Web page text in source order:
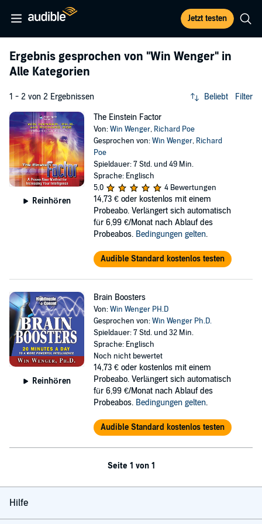
Jetzt testen
Ergebnis gesprochen von "Win Wenger" in
Alle Kategorien
1 - 2 von 2 Ergebnissen Beliebt Filter
Reinhören
The Einstein Factor
Von:Win Wenger, Richard Poe
Gesprochen von:Win Wenger, Richard
Poe
Spieldauer: 7 Std. und 49 Min.
Sprache: Englisch
5,0
4 Bewertungen
14,73 € oder kostenlos mit einem
Probeabo. Verlängert sich automatisch
für 6,99 €/Monat nach Ablauf des
Probeabos. Bedingungen gelten.
Audible Standard kostenlos testen
Reinhören
Brain Boosters
Von:Win Wenger PH.D
Gesprochen von:Win Wenger Ph.D.
Spieldauer: 7 Std. und 32 Min.
Sprache: Englisch
Noch nicht bewertet
14,73 € oder kostenlos mit einem
Probeabo. Verlängert sich automatisch
für 6,99 €/Monat nach Ablauf des
Probeabos. Bedingungen gelten.
Audible Standard kostenlos testen
Seite 1 von 1
Hilfe